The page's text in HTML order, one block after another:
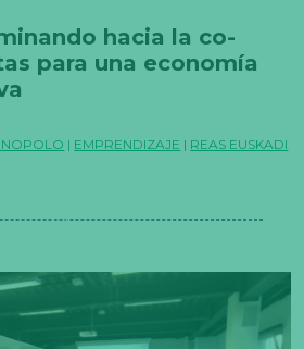
hacia la co-
para una economía
| EMPRENDIZAJE | REAS EUSKADI